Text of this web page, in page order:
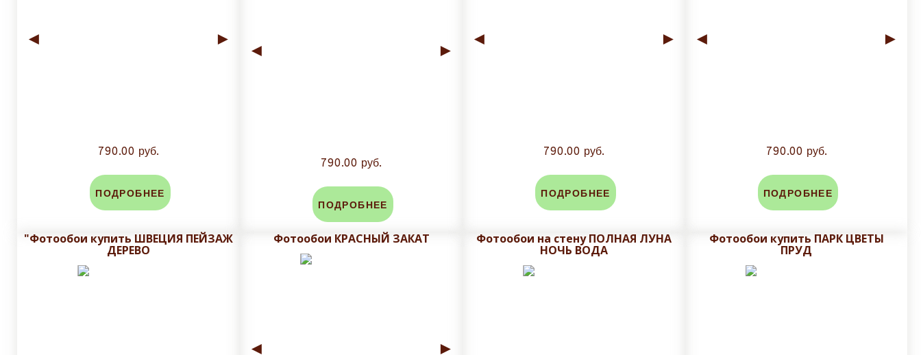
◄ ►
790.00 руб.
ПОДРОБНЕЕ
◄ ►
790.00 руб.
ПОДРОБНЕЕ
◄ ►
790.00 руб.
ПОДРОБНЕЕ
◄ ►
790.00 руб.
ПОДРОБНЕЕ
"Фотообои купить ШВЕЦИЯ ПЕЙЗАЖ
ДЕРЕВО
Фотообои КРАСНЫЙ ЗАКАТ
◄ ►
Фотообои на стену ПОЛНАЯ ЛУНА
НОЧЬ ВОДА
Фотообои купить ПАРК ЦВЕТЫ
ПРУД